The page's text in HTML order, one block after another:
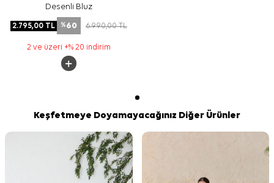
Desenli Bluz
2.795,00TL %60 6.990,00TL
2 ve üzeri +% 20 indirim
Keşfetmeye Doyamayacağınız Diğer Ürünler